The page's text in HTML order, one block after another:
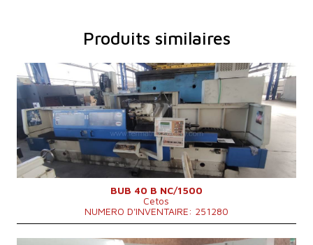
Produits similaires
Année de production:
2004
Système de contrôle
OUI
Système de contrôle Siemens
Simatic OP17
Max. diamètre a meulager
400 mm
Longueur maxi de meulage
1500 mm
Poids maxi de la piece a usiner
500 kg
Equipement pour meulage intérieure OUI
Poids totale de la machine
9200 kg
Dimensions hors tout
6220x2760x1950 mm
BUB 40 B NC/1500
Cetos
NUMERO D'INVENTAIRE: 251280